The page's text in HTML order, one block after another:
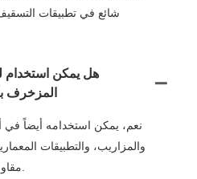
شائع في تطبيقات التسقيف
هل يمكن استخدام
المزخرف
نعم، يمكن استخدامه أيضاً في
والمزاريب، والتطبيقات